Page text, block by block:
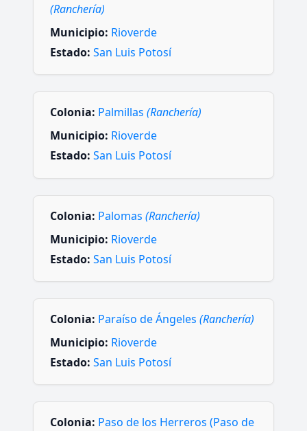
(Ranchería)
Municipio: Rioverde
Estado: San Luis Potosí
Colonia: Palmillas (Ranchería)
Municipio: Rioverde
Estado: San Luis Potosí
Colonia: Palomas (Ranchería)
Municipio: Rioverde
Estado: San Luis Potosí
Colonia: Paraíso de Ángeles (Ranchería)
Municipio: Rioverde
Estado: San Luis Potosí
Colonia: Paso de los Herreros (Paso de